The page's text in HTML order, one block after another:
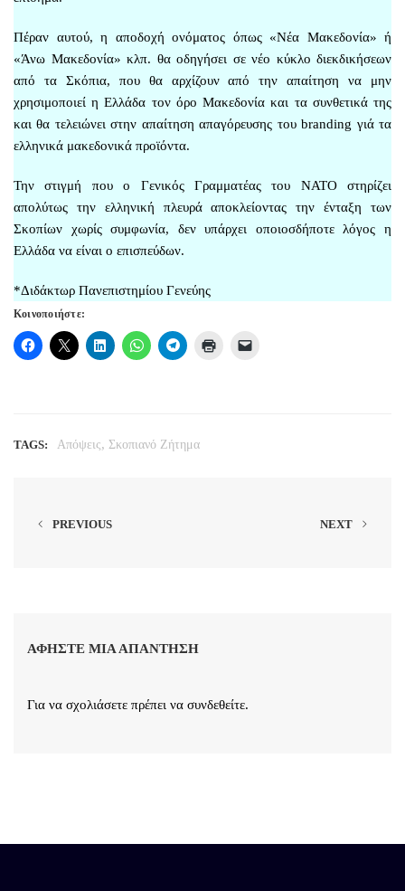
Πέραν αυτού, η αποδοχή ονόματος όπως «Νέα Μακεδονία» ή
«Άνω Μακεδονία» κλπ. θα οδηγήσει σε νέο κύκλο διεκδικήσεων
από τα Σκόπια, που θα αρχίζουν από την απαίτηση να μην
χρησιμοποιεί η Ελλάδα τον όρο Μακεδονία και τα συνθετικά της
και θα τελειώνει στην απαίτηση απαγόρευσης του branding γιά τα
ελληνικά μακεδονικά προϊόντα.
Την στιγμή που ο Γενικός Γραμματέας του ΝΑΤΟ στηρίζει
απολύτως την ελληνική πλευρά αποκλείοντας την ένταξη των
Σκοπίων χωρίς συμφωνία, δεν υπάρχει οποιοσδήποτε λόγος η
Ελλάδα να είναι ο επισπεύδων.
*Διδάκτωρ Πανεπιστημίου Γενεύης
Κοινοποιήστε:
TAGS: Απόψεις, Σκοπιανό Ζήτημα
PREVIOUS NEXT
ΑΦΉΣΤΕ ΜΙΑ ΑΠΆΝΤΗΣΗ
Για να σχολιάσετε πρέπει να συνδεθείτε.